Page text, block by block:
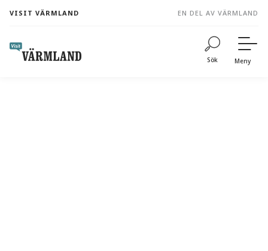
content
VISIT VÄRMLAND EN DEL AV VÄRMLAND
Sök Meny